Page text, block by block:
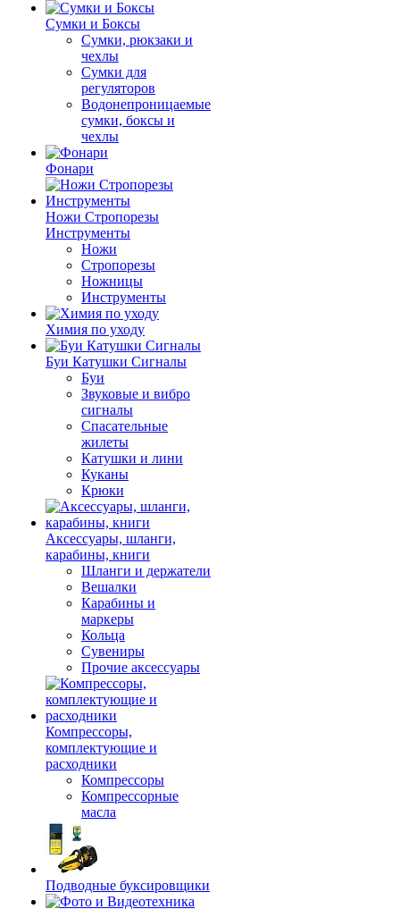
Сумки и Боксы
Сумки, рюкзаки и
чехлы
Сумки для
регуляторов
Водонепроницаемые
сумки, боксы и
чехлы
Фонари
Ножи Стропорезы
Инструменты
Ножи
Стропорезы
Ножницы
Инструменты
Химия по уходу
Буи Катушки Сигналы
Буи
Звуковые и вибро
сигналы
Спасательные
жилеты
Катушки и лини
Куканы
Крюки
Аксессуары, шланги,
карабины, книги
Шланги и держатели
Вешалки
Карабины и
маркеры
Кольца
Сувениры
Прочие аксессуары
Компрессоры,
комплектующие и
расходники
Компрессоры
Компрессорные
масла
Подводные буксировщики